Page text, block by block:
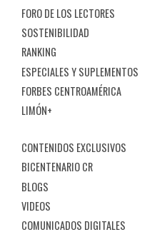
FORO DE LOS LECTORES
SOSTENIBILIDAD
RANKING
ESPECIALES Y SUPLEMENTOS
FORBES CENTROAMÉRICA
LIMÓN+
CONTENIDOS EXCLUSIVOS
BICENTENARIO CR
BLOGS
VIDEOS
COMUNICADOS DIGITALES